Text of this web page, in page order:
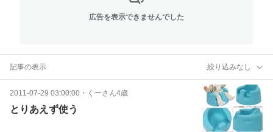
広告を表示できませんでした
記事の表示 絞り込みなし
2011-07-29 03:00:00 ・ くーさん4歳
とりあえず使う